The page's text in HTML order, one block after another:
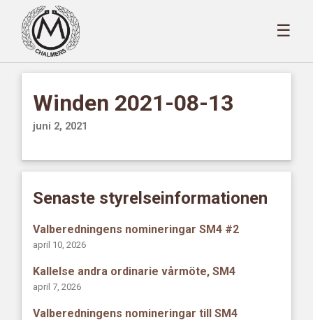
☰
Winden 2021-08-13
juni 2, 2021
Senaste styrelseinformationen
Valberedningens nomineringar SM4 #2
april 10, 2026
Kallelse andra ordinarie vårmöte, SM4
april 7, 2026
Valberedningens nomineringar till SM4